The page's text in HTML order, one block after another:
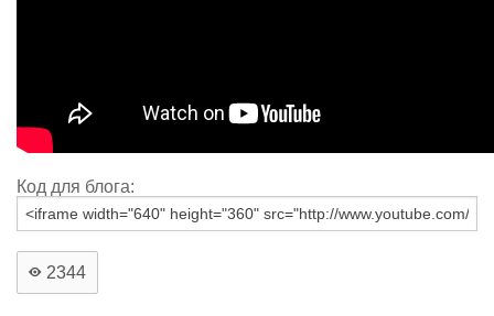
Код для блога:
2344